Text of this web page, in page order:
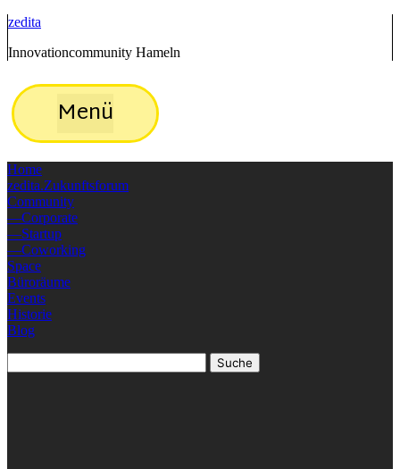
zedita
Innovationcommunity Hameln
Menü
Home
zedita.Zukunftsforum
Community
Corporate
Startup
Coworking
Space
Büroräume
Events
Historie
Blog